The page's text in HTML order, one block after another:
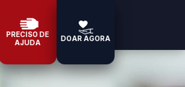
PRECISO DE
AJUDA
DOAR AGORA